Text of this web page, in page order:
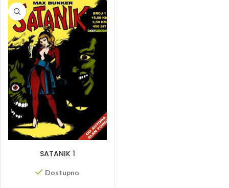
SATANIK 1
Dostupno